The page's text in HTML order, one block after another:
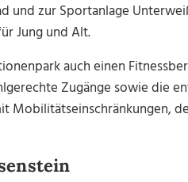
und zur Sportanlage
Jung und Alt.
auch einen
Zugänge sowie die
Mobilitätseinschränkungen,